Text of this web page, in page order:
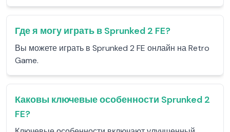
Где я могу играть в Sprunked 2 FE?
Вы можете играть в Sprunked 2 FE онлайн на Retro
Game.
Каковы ключевые особенности Sprunked 2
FE?